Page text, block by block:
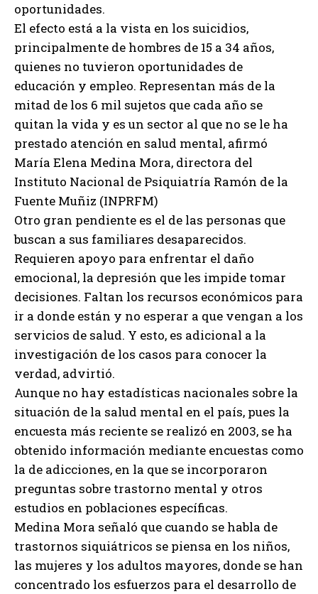
oportunidades.
El efecto está a la vista en los suicidios,
principalmente de hombres de 15 a 34 años,
quienes no tuvieron oportunidades de
educación y empleo. Representan más de la
mitad de los 6 mil sujetos que cada año se
quitan la vida y es un sector al que no se le ha
prestado atención en salud mental, afirmó
María Elena Medina Mora, directora del
Instituto Nacional de Psiquiatría Ramón de la
Fuente Muñiz (INPRFM)
Otro gran pendiente es el de las personas que
buscan a sus familiares desaparecidos.
Requieren apoyo para enfrentar el daño
emocional, la depresión que les impide tomar
decisiones. Faltan los recursos económicos para
ir a donde están y no esperar a que vengan a los
servicios de salud. Y esto, es adicional a la
investigación de los casos para conocer la
verdad, advirtió.
Aunque no hay estadísticas nacionales sobre la
situación de la salud mental en el país, pues la
encuesta más reciente se realizó en 2003, se ha
obtenido información mediante encuestas como
la de adicciones, en la que se incorporaron
preguntas sobre trastorno mental y otros
estudios en poblaciones específicas.
Medina Mora señaló que cuando se habla de
trastornos siquiátricos se piensa en los niños,
las mujeres y los adultos mayores, donde se han
concentrado los esfuerzos para el desarrollo de